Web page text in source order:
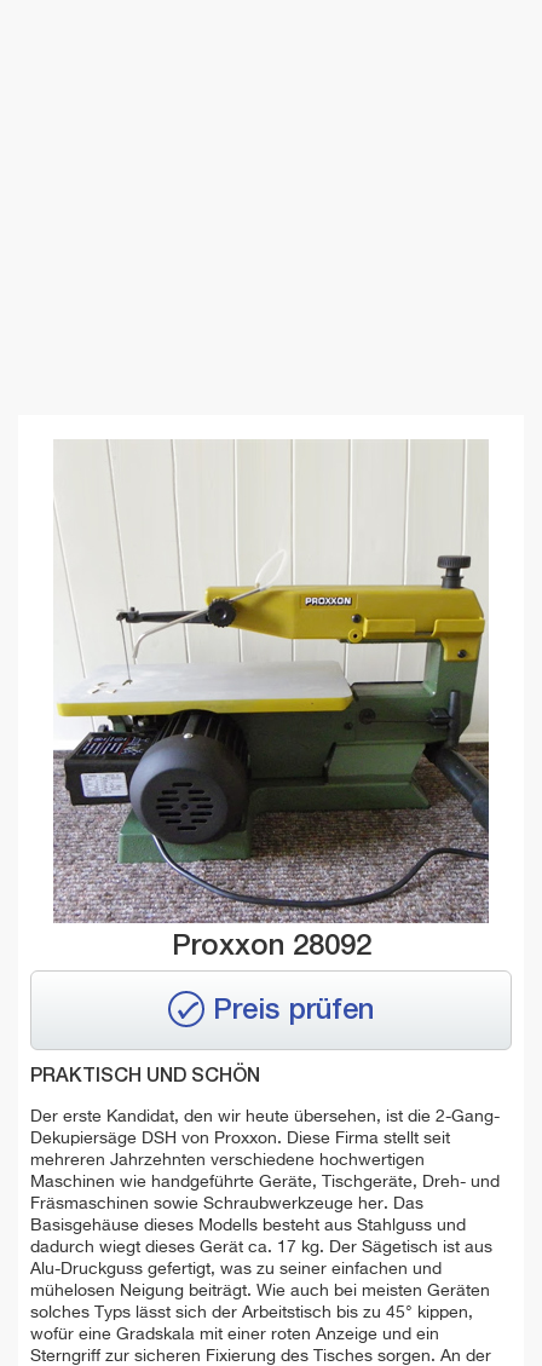
Proxxon 28092
Preis prüfen
PRAKTISCH UND SCHÖN
Der erste Kandidat, den wir heute übersehen, ist die 2-Gang-
Dekupiersäge DSH von Proxxon. Diese Firma stellt seit
mehreren Jahrzehnten verschiedene hochwertigen
Maschinen wie handgeführte Geräte, Tischgeräte, Dreh- und
Fräsmaschinen sowie Schraubwerkzeuge her. Das
Basisgehäuse dieses Modells besteht aus Stahlguss und
dadurch wiegt dieses Gerät ca. 17 kg. Der Sägetisch ist aus
Alu-Druckguss gefertigt, was zu seiner einfachen und
mühelosen Neigung beiträgt. Wie auch bei meisten Geräten
solches Typs lässt sich der Arbeitstisch bis zu 45° kippen,
wofür eine Gradskala mit einer roten Anzeige und ein
Sterngriff zur sicheren Fixierung des Tisches sorgen. An der